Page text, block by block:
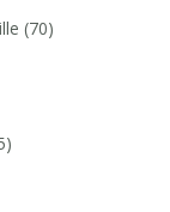
(70)